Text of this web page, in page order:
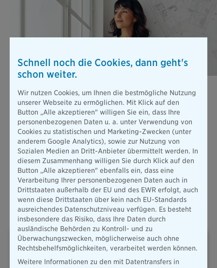
Alle Produkte
Stellen Sie sich vor, Sie können wegen einer Erkrankung oder
nach einem Unfall nicht mehr arbeiten. Die gesetzliche
Absicherung ist dann viel zu gering, um Ihren bisherigen
Lebensstandard zu halten.
Mehr erfahren
Oft abgeschlossene Versicherungen
Schnell noch die Cookies, dann geht's
schon weiter.
Wir nutzen Cookies, um Ihnen die bestmögliche Nutzung
unserer Webseite zu ermöglichen. Mit Klick auf den
Button „Alle akzeptieren" willigen Sie ein, dass Ihre
personenbezogenen Daten u. a. unter Verwendung von
Cookies zu statistischen und Marketing-Zwecken (unter
anderem Google Analytics), sowie zur Nutzung von
Sozialen Medien an Dritt-Anbieter übermittelt werden. In
diesem Zusammenhang willigen Sie durch Klick auf den
Button „Alle akzeptieren" ebenfalls ein, dass eine
Verarbeitung Ihrer personenbezogenen Daten auch in
Drittstaaten außerhalb der EU und des EWR erfolgt, auch
wenn diese Drittstaaten über kein nach EU-Standards
ausreichendes Datenschutzniveau verfügen. Es besteht
insbesondere das Risiko, dass Ihre Daten durch
ausländische Behörden zu Kontroll- und zu
Überwachungszwecken, möglicherweise auch ohne
Rechtsbehelfsmöglichkeiten, verarbeitet werden können.
Weitere Informationen zu den mit Datentransfers in